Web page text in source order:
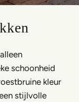
schoonheid
kleur
stijlvolle